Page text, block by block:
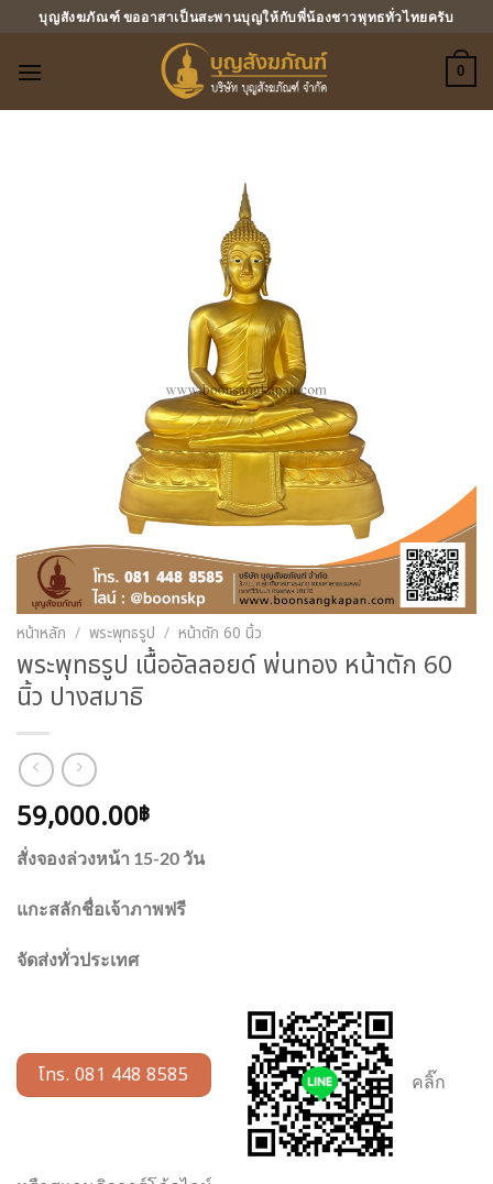
บุญสังฆภัณฑ์ ขออาสาเป็นสะพานบุญให้กับพี่น้องชาวพุทธทั่วไทยครับ
0
หน้าหลัก / พระพุทธรูป / หน้าตัก 60 นิ้ว
พระพุทธรูป เนื้ออัลลอยด์ พ่นทอง หน้าตัก 60
นิ้ว ปางสมาธิ
59,000.00฿
สั่งจองล่วงหน้า 15-20 วัน
แกะสลักชื่อเจ้าภาพฟรี
จัดส่งทั่วประเทศ
โทร. 081 448 8585 คลิ๊ก